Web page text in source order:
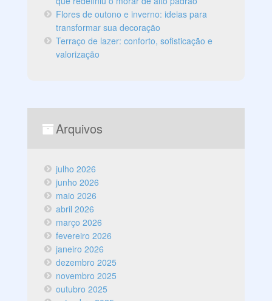
Flores de outono e inverno: ideias para
transformar sua decoração
Terraço de lazer: conforto, sofisticação e
valorização
Arquivos
julho 2026
junho 2026
maio 2026
abril 2026
março 2026
fevereiro 2026
janeiro 2026
dezembro 2025
novembro 2025
outubro 2025